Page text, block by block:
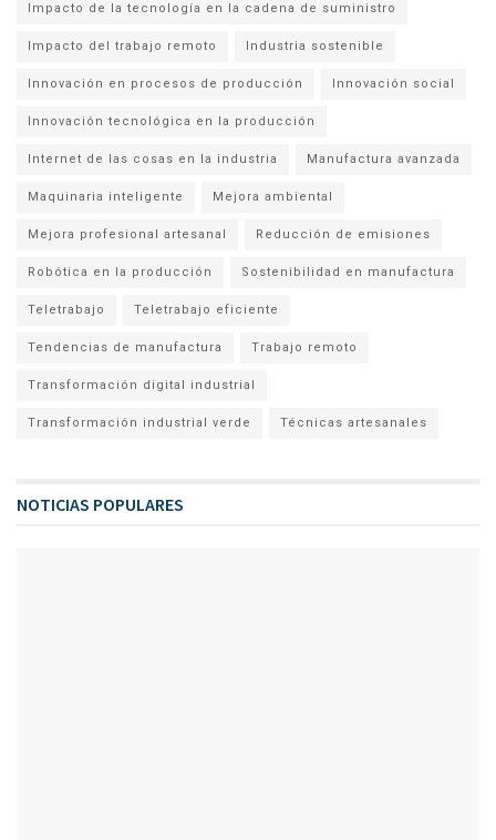
Impacto de la tecnología en la cadena de suministro
Impacto del trabajo remoto Industria sostenible
Innovación en procesos de producción Innovación social
Innovación tecnológica en la producción
Internet de las cosas en la industria Manufactura avanzada
Maquinaria inteligente Mejora ambiental
Mejora profesional artesanal Reducción de emisiones
Robótica en la producción Sostenibilidad en manufactura
Teletrabajo Teletrabajo eficiente
Tendencias de manufactura Trabajo remoto
Transformación digital industrial
Transformación industrial verde Técnicas artesanales
NOTICIAS POPULARES